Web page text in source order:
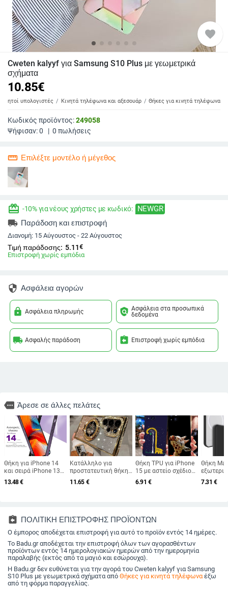
favorite
Cweten kalyyf για Samsung S10 Plus με γεωμετρικά
σχήματα
10.85€
υπολογιστές Κινητά τηλέφωνα και αξεσουάρ Θήκες για κινητά τηλέφωνα
Κωδικός προϊόντος:249058
Ψήφισαν:0 | 0 πωλήσεις
straighten Επιλέξτε μοντέλο ή μέγεθος
redeem -10% για νέους χρήστες με κωδικό: NEWGR
local_shipping Παράδοση και επιστροφή
Διανομή: 15 Αύγουστος - 22 Αύγουστος
Τιμή παράδοσης: 5.11€
Επιστροφή χωρίς εμπόδια
security Ασφάλεια αγορών
lock Ασφάλεια πληρωμής policy Ασφάλεια στα προσωπικά
δεδομένα
local_shipping Ασφαλής παράδοση assignment_return Επιστροφή χωρίς εμπόδια
more Άρεσε σε άλλες πελάτες
Θήκη για iPhone 14
και σειρά iPhone 13
με λεπτό μεταλλικό
πλαίσιο – προστασία
οξειδωτικό,
δυνατότητα
προσαρμογής
13.48€
Κατάλληλο για
προστατευτική θήκη
Samsung S25, θήκη
κινητού τηλεφώνου
αντιολισθητική
πούδρα με γκλίτερ
11.65 €
Θήκη TPU για iPhone
15 με αστείο σχέδιο
καμηλοπάρδαλης
6.91 €
Θήκη
Apple –
7.31 €
assignment_return ΠΟΛΙΤΙΚΗ ΕΠΙΣΤΡΟΦΗΣ ΠΡΟΪΟΝΤΩΝ
Ο έμπορος αποδέχεται επιστροφή για αυτό το προϊόν εντός 14 ημέρες.
Το Badu.gr αποδέχεται την επιστροφή όλων των αγορασθέντων
προϊόντων εντός 14 ημερολογιακών ημερών από την ημερομηνία
παραλαβής (εκτός από τα μαγιό και εσώρουχα).
Η Badu.gr δεν ευθύνεται για την αγορά του Cweten kalyyf για Samsung
S10 Plus με γεωμετρικά σχήματα από Θήκες για κινητά τηλέφωναέξω
από τη φόρμα παραγγελίας.